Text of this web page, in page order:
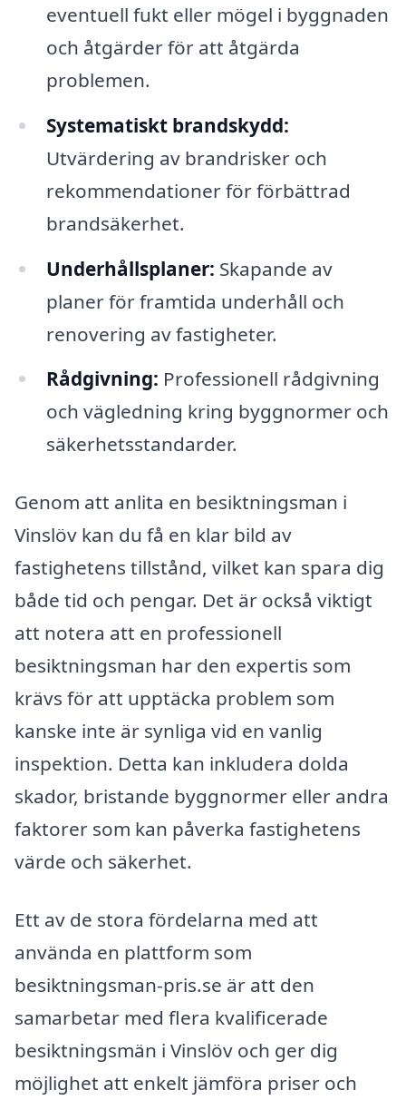
eventuell fukt eller mögel i byggnaden
och åtgärder för att åtgärda
problemen.
Systematiskt brandskydd:
Utvärdering av brandrisker och
rekommendationer för förbättrad
brandsäkerhet.
Underhållsplaner: Skapande av
planer för framtida underhåll och
renovering av fastigheter.
Rådgivning: Professionell rådgivning
och vägledning kring byggnormer och
säkerhetsstandarder.
Genom att anlita en besiktningsman i
Vinslöv kan du få en klar bild av
fastighetens tillstånd, vilket kan spara dig
både tid och pengar. Det är också viktigt
att notera att en professionell
besiktningsman har den expertis som
krävs för att upptäcka problem som
kanske inte är synliga vid en vanlig
inspektion. Detta kan inkludera dolda
skador, bristande byggnormer eller andra
faktorer som kan påverka fastighetens
värde och säkerhet.
Ett av de stora fördelarna med att
använda en plattform som
besiktningsman-pris.se är att den
samarbetar med flera kvalificerade
besiktningsmän i Vinslöv och ger dig
möjlighet att enkelt jämföra priser och